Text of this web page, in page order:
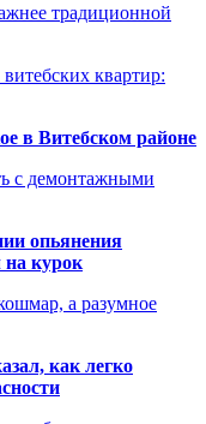
традиционной
квартир:
в Витебском районе
с демонтажными
опьянения
на курок
а разумное
как легко